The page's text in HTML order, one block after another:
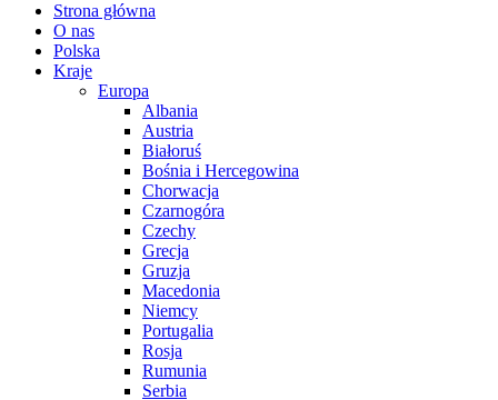
Strona główna
O nas
Polska
Kraje
Europa
Albania
Austria
Białoruś
Bośnia i Hercegowina
Chorwacja
Czarnogóra
Czechy
Grecja
Gruzja
Macedonia
Niemcy
Portugalia
Rosja
Rumunia
Serbia